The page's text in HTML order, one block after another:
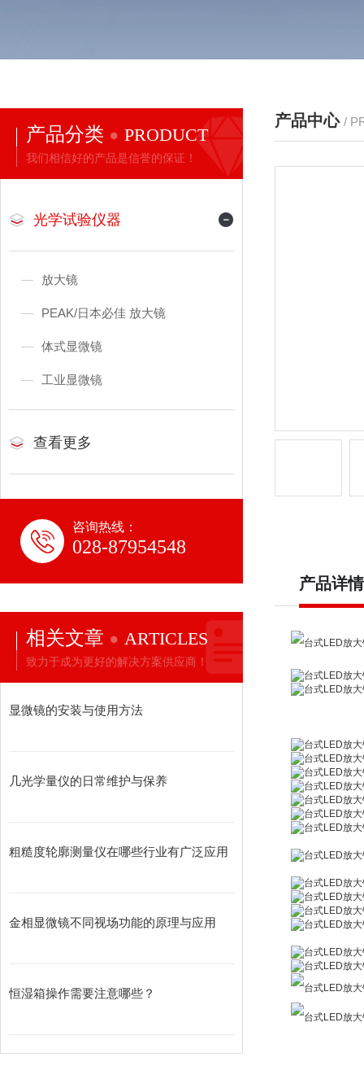
产品分类 PRODUCT
我们相信好的产品是信誉的保证！
光学试验仪器
放大镜
PEAK/日本必佳 放大镜
体式显微镜
工业显微镜
查看更多
咨询热线：
028-87954548
相关文章 ARTICLES
致力于成为更好的解决方案供应商！
显微镜的安装与使用方法
几光学量仪的日常维护与保养
粗糙度轮廓测量仪在哪些行业有广泛应用
金相显微镜不同视场功能的原理与应用
恒湿箱操作需要注意哪些？
产品中心 /
产品详情